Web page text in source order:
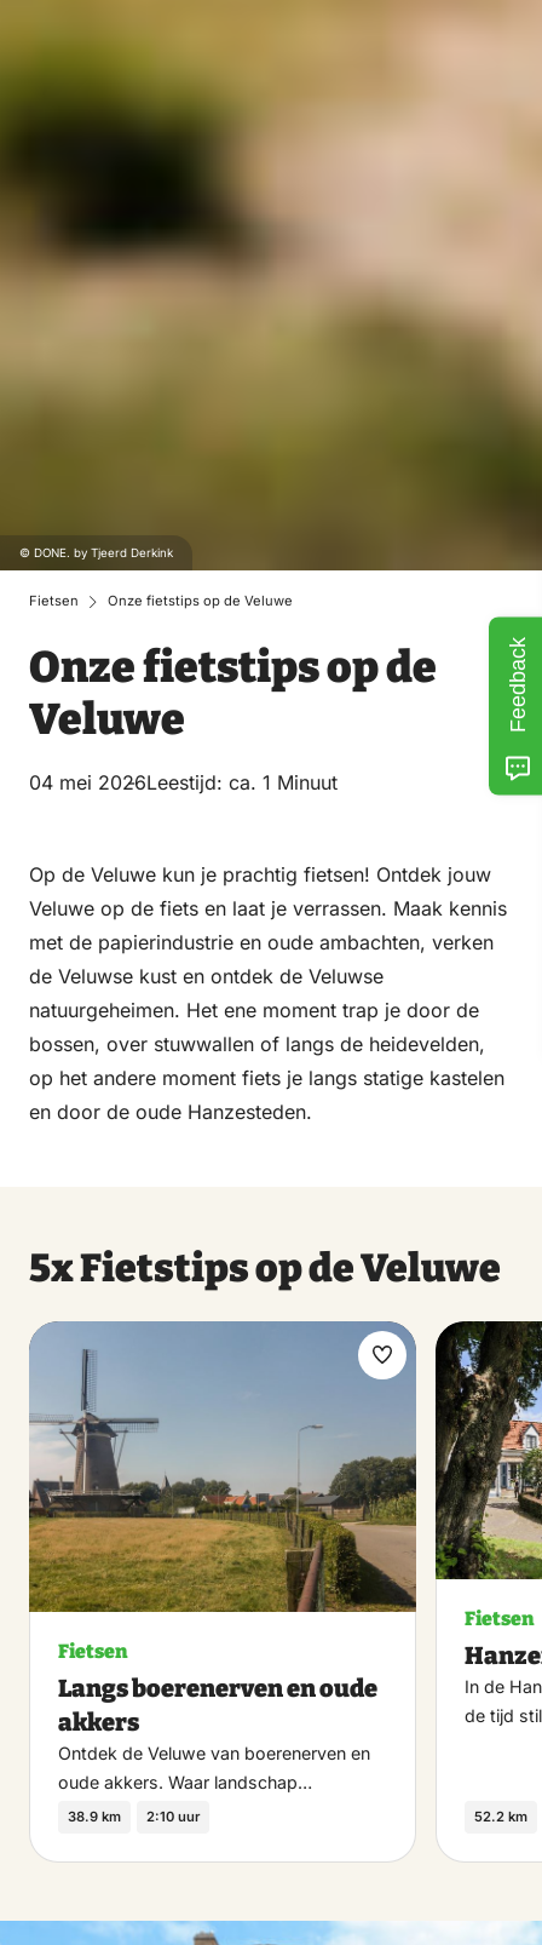
© DONE. by Tjeerd Derkink
Fietsen Onze fietstips op de Veluwe
Onze fietstips op de
Veluwe
04 mei 2026Leestijd: ca. 1 Minuut
Op de Veluwe kun je prachtig fietsen! Ontdek jouw
Veluwe op de fiets en laat je verrassen. Maak kennis
met de papierindustrie en oude ambachten, verken
de Veluwse kust en ontdek de Veluwse
natuurgeheimen. Het ene moment trap je door de
bossen, over stuwwallen of langs de heidevelden,
op het andere moment fiets je langs statige kastelen
en door de oude Hanzesteden.
5x Fietstips op de Veluwe
Fietsen
Langs boerenerven en oude
akkers
Ontdek de Veluwe van boerenerven en
oude akkers. Waar landschap…
38.9 km 2:10 uur
Maak
favoriet
Fietsen
In de
de tijd
52.2 km
Feedback